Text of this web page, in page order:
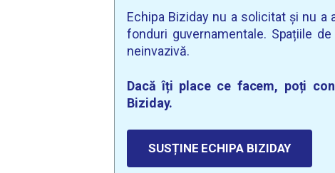
Echipa Biziday nu a solicitat și nu
fonduri guvernamentale. Spațiile
neinvazivă.
Dacă îți place ce facem, poți
Biziday.
SUSȚINE ECHIPA BIZIDAY